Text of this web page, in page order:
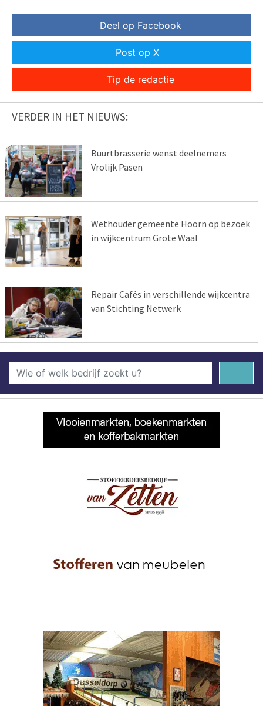
Deel op Facebook
Post op X
Tip de redactie
VERDER IN HET NIEUWS:
Buurtbrasserie wenst deelnemers
Vrolijk Pasen
Wethouder gemeente Hoorn op bezoek
in wijkcentrum Grote Waal
Repair Cafés in verschillende wijkcentra
van Stichting Netwerk